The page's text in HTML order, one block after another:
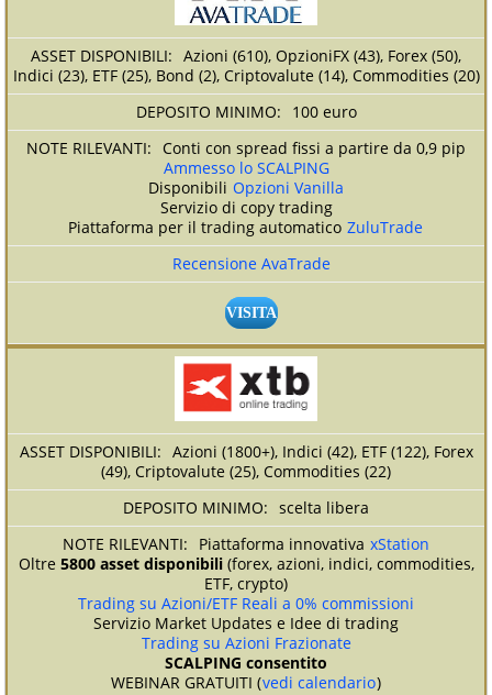
Azioni (610), OpzioniFX (43), Forex (50),
Indici (23), ETF (25), Bond (2), Criptovalute (14), Commodities (20)
100 euro
Conti con spread fissi a partire da 0,9 pip
Ammesso lo SCALPING
Disponibili Opzioni Vanilla
Servizio di copy trading
Piattaforma per il trading automatico ZuluTrade
Recensione AvaTrade
VISITA
Azioni (1800+), Indici (42), ETF (122), Forex
(49), Criptovalute (25), Commodities (22)
scelta libera
Piattaforma innovativa xStation
Oltre 5800 asset disponibili(forex, azioni, indici, commodities,
ETF, crypto)
Trading su Azioni/ETF Reali a 0% commissioni
Servizio Market Updates e Idee di trading
Trading su Azioni Frazionate
SCALPING consentito
WEBINAR GRATUITI (vedi calendario)